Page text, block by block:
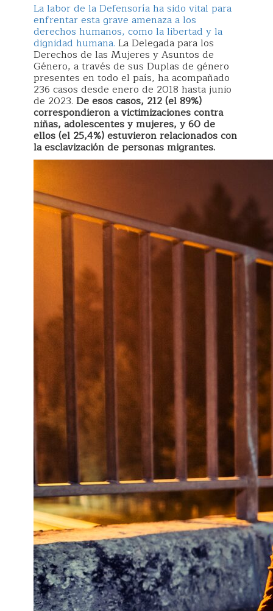
La labor de la Defensoría ha sido vital para
enfrentar esta grave amenaza a los
derechos humanos, como la libertad y la
dignidad humana. La Delegada para los
Derechos de las Mujeres y Asuntos de
Género, a través de sus Duplas de género
presentes en todo el país, ha acompañado
236 casos desde enero de 2018 hasta junio
de 2023. De esos casos, 212 (el 89%)
correspondieron a victimizaciones contra
niñas, adolescentes y mujeres, y 60 de
ellos (el 25,4%) estuvieron relacionados con
la esclavización de personas migrantes.